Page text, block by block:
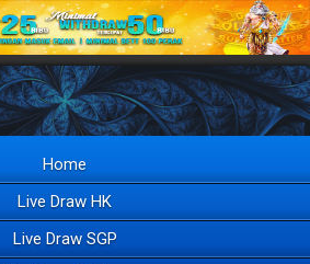
Home
Live Draw HK
Live Draw SGP